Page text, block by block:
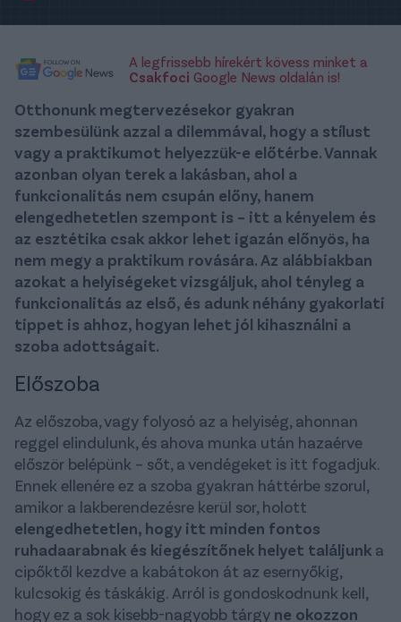
A legfrissebb hírekért kövess minket a
Csakfoci Google News oldalán is!
Otthonunk megtervezésekor gyakran
szembesülünk azzal a dilemmával, hogy a stílust
vagy a praktikumot helyezzük-e előtérbe. Vannak
azonban olyan terek a lakásban, ahol a
funkcionalitás nem csupán előny, hanem
elengedhetetlen szempont is – itt a kényelem és
az esztétika csak akkor lehet igazán előnyös, ha
nem megy a praktikum rovására. Az alábbiakban
azokat a helyiségeket vizsgáljuk, ahol tényleg a
funkcionalitás az első, és adunk néhány gyakorlati
tippet is ahhoz, hogyan lehet jól kihasználni a
szoba adottságait.
Előszoba
Az előszoba, vagy folyosó az a helyiség, ahonnan
reggel elindulunk, és ahova munka után hazaérve
először belépünk – sőt, a vendégeket is itt fogadjuk.
Ennek ellenére ez a szoba gyakran háttérbe szorul,
amikor a lakberendezésre kerül sor, holott
elengedhetetlen, hogy itt minden fontos
ruhadaarabnak és kiegészítőnek helyet találjunk a
cipőktől kezdve a kabátokon át az esernyőkig,
kulcsokig és táskákig. Arról is gondoskodnunk kell,
hogy ez a sok kisebb-nagyobb tárgy ne okozzon